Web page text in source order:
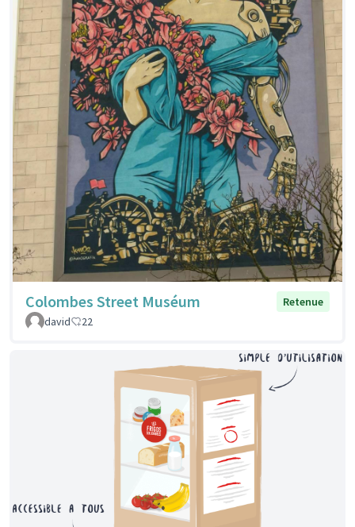
Colombes Street Muséum
Retenue
david
22